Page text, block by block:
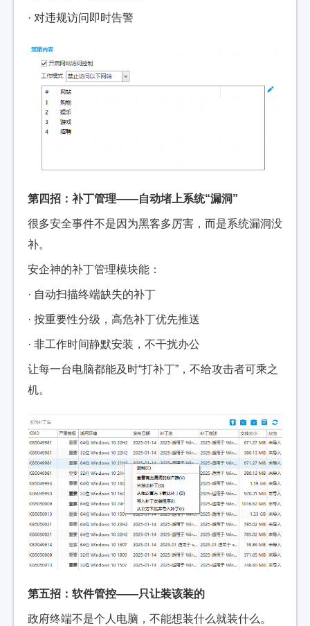
· 对违规访问即时告警
第四招：补丁管理——自动堵上系统“漏洞”
很多安全事件不是因为黑客多厉害，而是系统漏洞没
补。
安企神的补丁管理模块能：
· 自动扫描终端缺失的补丁
· 按重要性分级，高危补丁优先推送
· 非工作时间静默安装，不干扰办公
让每一台电脑都能及时“打补丁”，不给攻击者可乘之
机。
第五招：软件管控——只让装该装的
政府终端不是个人电脑，不能想装什么就装什么。